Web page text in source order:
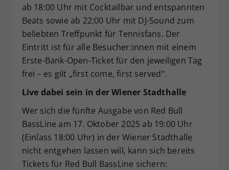
ab 18:00 Uhr mit Cocktailbar und entspannten
Beats sowie ab 22:00 Uhr mit DJ-Sound zum
beliebten Treffpunkt für Tennisfans. Der
Eintritt ist für alle Besucher:innen mit einem
Erste-Bank-Open-Ticket für den jeweiligen Tag
frei – es gilt „first come, first served“.
Live dabei sein in der Wiener Stadthalle
Wer sich die fünfte Ausgabe von Red Bull
BassLine am 17. Oktober 2025 ab 19:00 Uhr
(Einlass 18:00 Uhr) in der Wiener Stadthalle
nicht entgehen lassen will, kann sich bereits
Tickets für Red Bull BassLine sichern: